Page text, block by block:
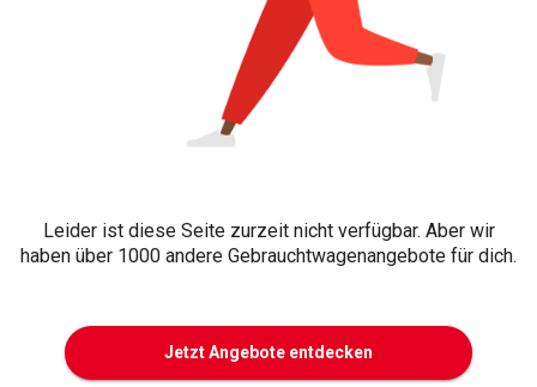
Leider ist diese Seite zurzeit nicht verfügbar. Aber wir
haben über 1000 andere Gebrauchtwagenangebote für dich.
Jetzt Angebote entdecken